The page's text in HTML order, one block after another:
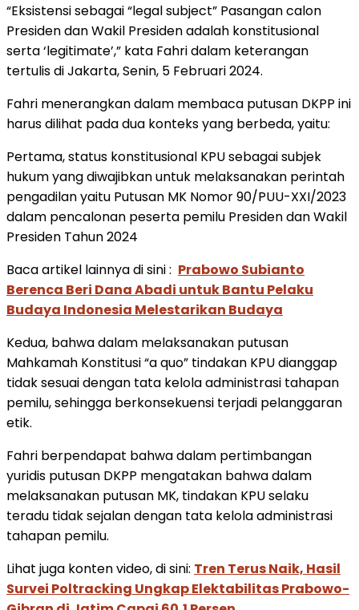
“Eksistensi sebagai “legal subject” Pasangan calon
Presiden dan Wakil Presiden adalah konstitusional
serta ‘legitimate’,” kata Fahri dalam keterangan
tertulis di Jakarta, Senin, 5 Februari 2024.
Fahri menerangkan dalam membaca putusan DKPP ini
harus dilihat pada dua konteks yang berbeda, yaitu:
Pertama, status konstitusional KPU sebagai subjek
hukum yang diwajibkan untuk melaksanakan perintah
pengadilan yaitu Putusan MK Nomor 90/PUU-XXI/2023
dalam pencalonan peserta pemilu Presiden dan Wakil
Presiden Tahun 2024
Baca artikel lainnya di sini : Prabowo Subianto
Berenca Beri Dana Abadi untuk Bantu Pelaku
Budaya Indonesia Melestarikan Budaya
Kedua, bahwa dalam melaksanakan putusan
Mahkamah Konstitusi “a quo” tindakan KPU dianggap
tidak sesuai dengan tata kelola administrasi tahapan
pemilu, sehingga berkonsekuensi terjadi pelanggaran
etik.
Fahri berpendapat bahwa dalam pertimbangan
yuridis putusan DKPP mengatakan bahwa dalam
melaksanakan putusan MK, tindakan KPU selaku
teradu tidak sejalan dengan tata kelola administrasi
tahapan pemilu.
Lihat juga konten video, di sini: Tren Terus Naik, Hasil
Survei Poltracking Ungkap Elektabilitas Prabowo-